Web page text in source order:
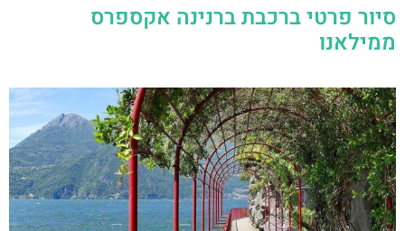
סיור פרטי ברכבת ברנינה אקספרס
ממילאנו